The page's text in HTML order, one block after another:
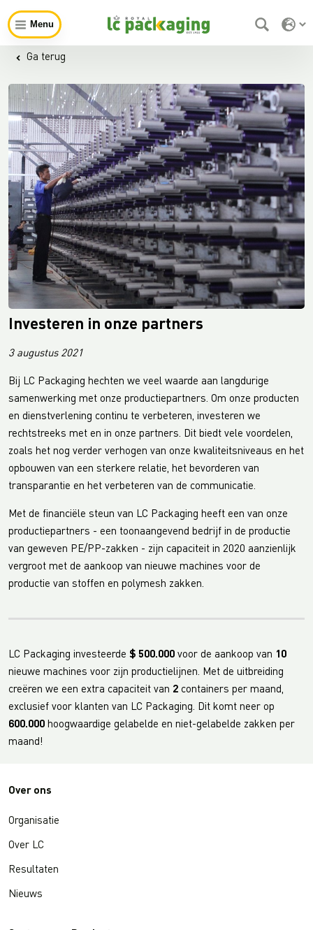
Menu
Ga terug
Investeren in onze partners
3 augustus 2021
Bij LC Packaging hechten we veel waarde aan langdurige
samenwerking met onze productiepartners. Om onze producten
en dienstverlening continu te verbeteren, investeren we
rechtstreeks met en in onze partners. Dit biedt vele voordelen,
zoals het nog verder verhogen van onze kwaliteitsniveaus en het
opbouwen van een sterkere relatie, het bevorderen van
transparantie en het verbeteren van de communicatie.
Met de financiële steun van LC Packaging heeft een van onze
productiepartners - een toonaangevend bedrijf in de productie
van geweven PE/PP-zakken - zijn capaciteit in 2020 aanzienlijk
vergroot met de aankoop van nieuwe machines voor de
productie van stoffen en polymesh zakken.
LC Packaging investeerde $ 500.000 voor de aankoop van 10
nieuwe machines voor zijn productielijnen. Met de uitbreiding
creëren we een extra capaciteit van 2 containers per maand,
exclusief voor klanten van LC Packaging. Dit komt neer op
600.000 hoogwaardige gelabelde en niet-gelabelde zakken per
maand!
Over ons
Organisatie
Over LC
Resultaten
Nieuws